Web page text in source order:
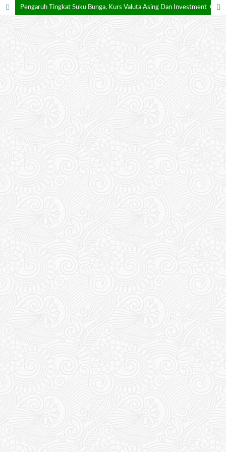
Pengaruh Tingkat Suku Bunga, Kurs Valuta Asing Dan Investment Opportunity Set Terhadap Return Saham Perusahaan Manufaktur Yang Terdaftar Di BEI